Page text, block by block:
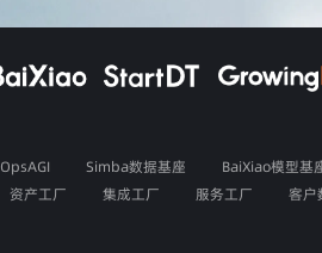
OpsAGI Simba数据基座
BaiXiao模型基
资产工厂 集成工厂 服务工厂
客户